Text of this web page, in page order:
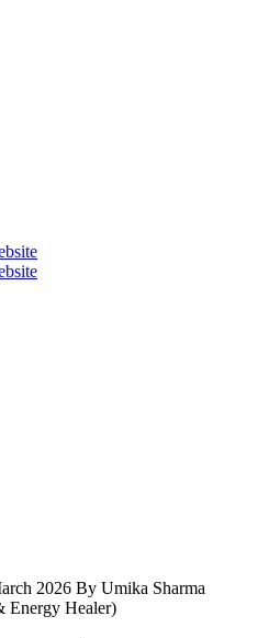
2026 By Umika Sharma
Energy Healer)